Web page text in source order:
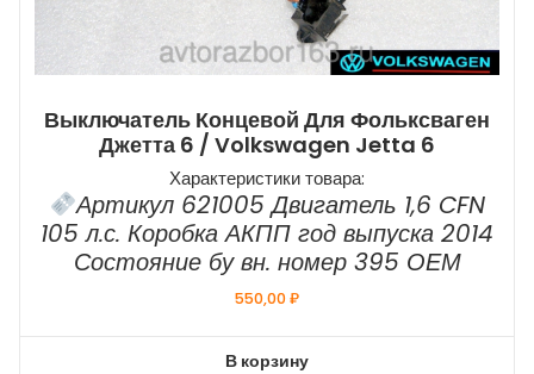
Выключатель Концевой Для Фольксваген
Джетта 6 / Volkswagen Jetta 6
Характеристики товара:
Артикул 621005 Двигатель 1,6 CFN
105 л.с. Коробка АКПП год выпуска 2014
Состояние бу вн. номер 395 ОЕМ
550,00₽
В корзину